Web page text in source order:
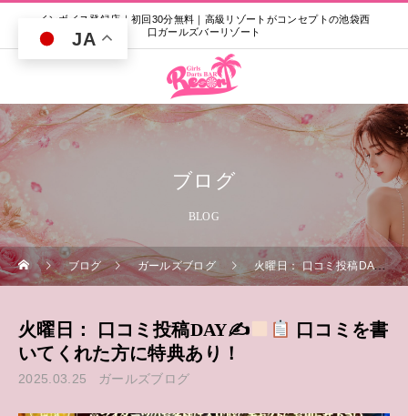
インボイス登録店｜初回30分無料｜高級リゾートがコンセプトの池袋西
口ガールズバーリゾート
ブログ
BLOG
ブログ ガールズブログ 火曜日： 口コミ投稿DAY✍
火曜日： 口コミ投稿DAY✍
口コミを書
いてくれた方に特典あり！
2025.03.25 ガールズブログ
JA